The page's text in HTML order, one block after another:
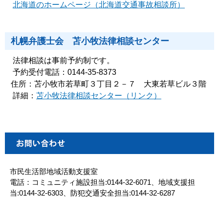
北海道のホームページ（北海道交通事故相談所）
札幌弁護士会 苫小牧法律相談センター
法律相談は事前予約制です。
予約受付電話：0144-35-8373
住所：苫小牧市若草町３丁目２－７ 大東若草ビル３階
詳細： 苫小牧法律相談センター（リンク）
市民生活部地域活動支援室
電話：コミュニティ施設担当:0144-32-6071、地域支援担
当:0144-32-6303、防犯交通安全担当:0144-32-6287